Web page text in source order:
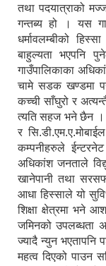
तथा पदयात्राको
गन्तब्य हो । यस
धर्मावलम्बीको
बाहुल्यता भएपनि
गाउँपालिकाका
चामे सडक खण्डमा
कच्ची साँघुरो र
त्यति सहज भने छैन ।
र
कम्पनीहरुले
अधिकांश जनताले
खानेपानी तथा
आधा हिस्साले यो
शिक्षा क्षेत्रमा भने
जमिनको उपलब्धता
ज्यादै न्युन
महत्व दिएको पाउन